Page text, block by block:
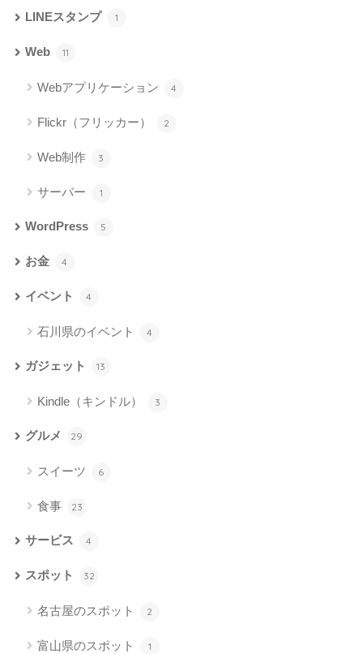
LINEスタンプ 1
Web 11
Webアプリケーション 4
Flickr（フリッカー） 2
Web制作 3
サーバー 1
WordPress 5
お金 4
イベント 4
石川県のイベント 4
ガジェット 13
Kindle（キンドル） 3
グルメ 29
スイーツ 6
食事 23
サービス 4
スポット 32
名古屋のスポット 2
富山県のスポット 1